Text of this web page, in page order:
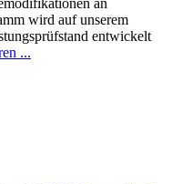
an
wird auf unserem
entwickelt
...